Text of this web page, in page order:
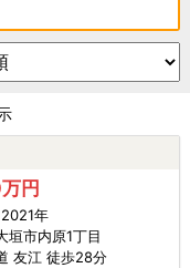
円
年
垣市内原1丁目
友江 徒歩28分